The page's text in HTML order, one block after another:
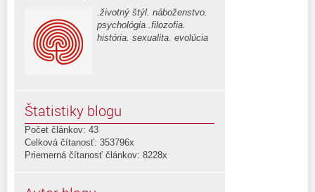
.životný štýl. náboženstvo.
psychológia .filozofia.
história. sexualita. evolúcia
Štatistiky blogu
Počet článkov: 43
Celková čítanosť: 353796x
Priemerná čítanosť článkov: 8228x